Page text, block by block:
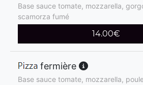
Base sauce tomate, mozzarella,
scamorza fumé
14.00€
fermière
Base sauce tomate, mozzarella,